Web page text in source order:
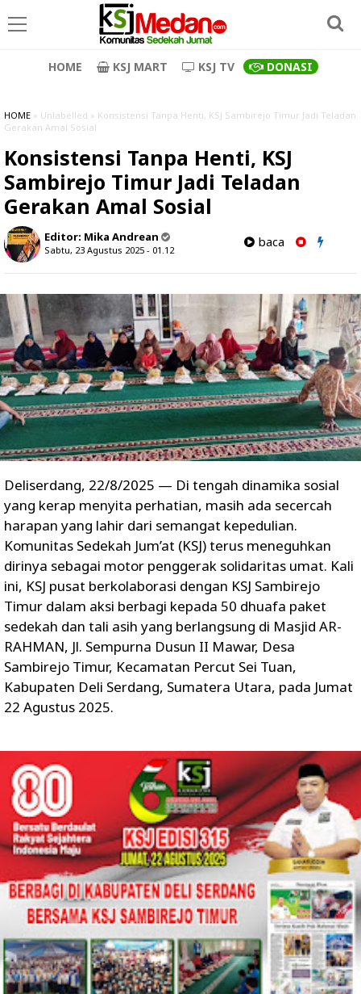
HOME KSJ MART KSJ TV DONASI
HOME » Unlabelled » Konsistensi Tanpa Henti, KSJ Sambirejo Timur Jadi Teladan
Gerakan Amal Sosial
Konsistensi Tanpa Henti, KSJ
Sambirejo Timur Jadi Teladan
Gerakan Amal Sosial
Editor: Mika Andrean
Sabtu, 23 Agustus 2025 - 01.12
baca
Deliserdang, 22/8/2025 — Di tengah dinamika sosial
yang kerap menyita perhatian, masih ada secercah
harapan yang lahir dari semangat kepedulian.
Komunitas Sedekah Jum’at (KSJ) terus meneguhkan
dirinya sebagai motor penggerak solidaritas umat. Kali
ini, KSJ pusat berkolaborasi dengan KSJ Sambirejo
Timur dalam aksi berbagi kepada 50 dhuafa paket
sedekah dan tali asih yang berlangsung di Masjid AR-
RAHMAN, Jl. Sempurna Dusun II Mawar, Desa
Sambirejo Timur, Kecamatan Percut Sei Tuan,
Kabupaten Deli Serdang, Sumatera Utara, pada Jumat
22 Agustus 2025.